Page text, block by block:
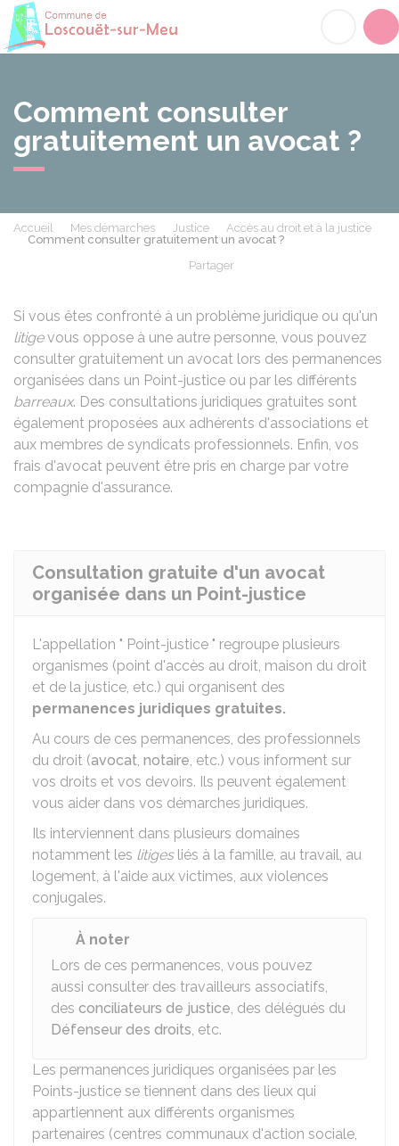
Comment consulter
gratuitement un avocat ?
Accueil Mes démarches Justice
Accès au droit et à la justice
Comment consulter gratuitement un avocat ?
Partager
Si vous êtes confronté à un problème juridique ou qu'un
litigevous oppose à une autre personne, vous pouvez
consulter gratuitement un avocat lors des permanences
organisées dans un Point-justice ou par les différents
barreaux. Des consultations juridiques gratuites sont
également proposées aux adhérents d'associations et
aux membres de syndicats professionnels. Enfin, vos
frais d'avocat peuvent être pris en charge par votre
compagnie d'assurance.
Consultation gratuite d'un avocat
organisée dans un Point-justice
L'appellation " Point-justice " regroupe plusieurs
organismes (point d'accès au droit, maison du droit
et de la justice, etc.) qui organisent des
permanences juridiques gratuites.
Au cours de ces permanences, des professionnels
du droit (avocat, notaire, etc.) vous informent sur
vos droits et vos devoirs. Ils peuvent également
vous aider dans vos démarches juridiques.
Ils interviennent dans plusieurs domaines
notamment les litigesliés à la famille, au travail, au
logement, à l'aide aux victimes, aux violences
conjugales.
À noter
Lors de ces permanences, vous pouvez
aussi consulter des travailleurs associatifs,
des conciliateurs de justice, des délégués du
Défenseur des droits, etc.
Les permanences juridiques organisées par les
Points-justice se tiennent dans des lieux qui
appartiennent aux différents organismes
partenaires (centres communaux d'action sociale,